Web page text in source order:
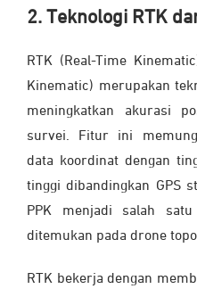
2. Teknologi RTK
RTK (Real-Time
Kinematic) merupakan
meningkatkan akurasi
survei. Fitur ini
data koordinat dengan
tinggi dibandingkan GPS
PPK menjadi salah
ditemukan pada drone
RTK bekerja dengan